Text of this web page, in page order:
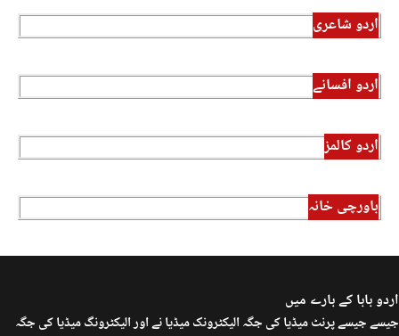
اردو شاعری
اردو افسانے
اردو کالمز
باورچی خانہ
اردو بابا کے بارے میں
جیسے جیسے پرنٹ میڈیا کی جگہ الیکٹرونک میڈیا نے اور الیکٹرونگ میڈیا کی جگہ